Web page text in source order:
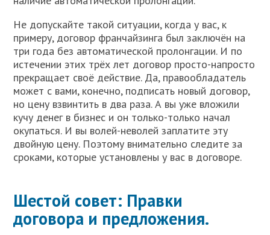
Не допускайте такой ситуации, когда у вас, к
примеру, договор франчайзинга был заключён на
три года без автоматической пролонгации. И по
истечении этих трёх лет договор просто-напросто
прекращает своё действие. Да, правообладатель
может с вами, конечно, подписать новый договор,
но цену взвинтить в два раза. А вы уже вложили
кучу денег в бизнес и он только-только начал
окупаться. И вы волей-неволей заплатите эту
двойную цену. Поэтому внимательно следите за
сроками, которые установлены у вас в договоре.
Шестой совет: Правки
договора и предложения.